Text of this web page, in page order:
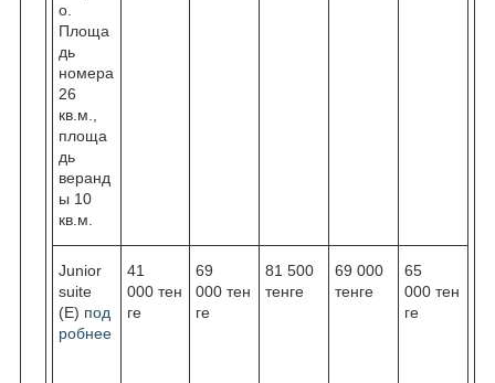
о.
Площа
дь
номера
26
кв.м.,
площа
дь
веранд
ы 10
кв.м.
Junior
suite
(Е) под
робнее
41
000 тен
ге
69
000 тен
ге
81 500
тенге
69 000
тенге
65
000 тен
ге